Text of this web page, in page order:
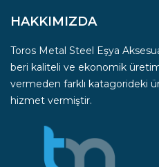
HAKKIMIZDA
Toros Metal Steel Eşya
beri kaliteli ve ekonomik
vermeden farklı katagorideki
hizmet vermiştir.